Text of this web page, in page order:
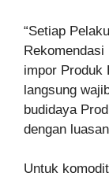
“Setiap
impor Produk
langsung
budidaya
dengan
Untuk